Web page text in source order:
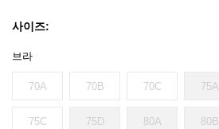
사이즈:
브라
70A 70B 70C 75A
75C 75D 80A 80B